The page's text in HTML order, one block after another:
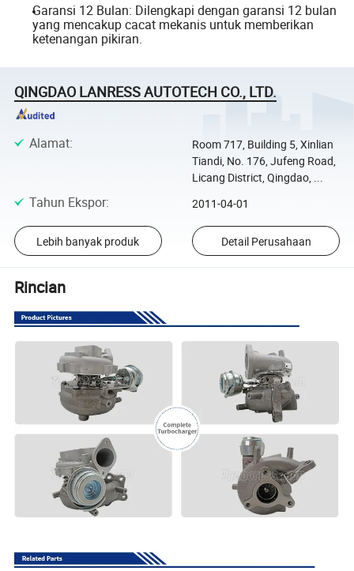
Garansi 12 Bulan: Dilengkapi dengan garansi 12 bulan
yang mencakup cacat mekanis untuk memberikan
ketenangan pikiran.
QINGDAO LANRESS AUTOTECH CO., LTD.
Alamat:
Room 717, Building 5, Xinlian
Tiandi, No. 176, Jufeng Road,
Licang District, Qingdao, ...
Tahun Ekspor: 2011-04-01
Lebih banyak produk Detail Perusahaan
Rincian